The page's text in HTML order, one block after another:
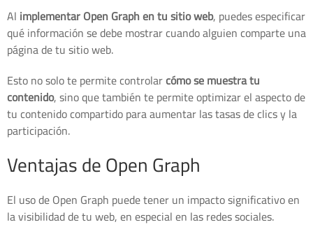
Al implementar Open Graph en tu sitio web, puedes especificar
qué información se debe mostrar cuando alguien comparte una
página de tu sitio web.
Esto no solo te permite controlarcómo se muestra tu
contenido, sino que también te permite optimizar el aspecto de
tu contenido compartido para aumentar las tasas de clics y la
participación.
Ventajas de Open Graph
El uso de Open Graph puede tener un impacto significativo en
la visibilidad de tu web, en especial en las redes sociales.